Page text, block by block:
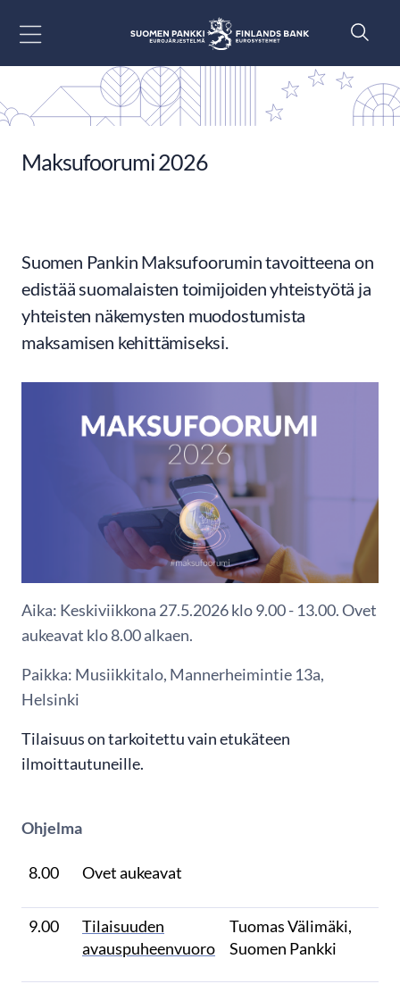
Maksufoorumi 2026
Suomen Pankin Maksufoorumin tavoitteena on
edistää suomalaisten toimijoiden yhteistyötä ja
yhteisten näkemysten muodostumista
maksamisen kehittämiseksi.
Aika: Keskiviikkona 27.5.2026 klo 9.00 - 13.00. Ovet
aukeavat klo 8.00 alkaen.
Paikka: Musiikkitalo, Mannerheimintie 13a,
Helsinki
Tilaisuus on tarkoitettu vain etukäteen
ilmoittautuneille.
Ohjelma
8.00 Ovet aukeavat
9.00
Tilaisuuden
avauspuheenvuoro
Tuomas Välimäki,
Suomen Pankki